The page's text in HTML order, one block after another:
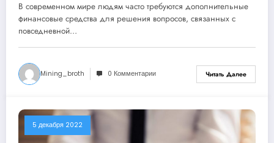
В современном мире людям часто требуются дополнительные
финансовые средства для решения вопросов, связанных с
повседневной…
Mining_broth 0 Комментарии Читать Далее
5 декабря 2022